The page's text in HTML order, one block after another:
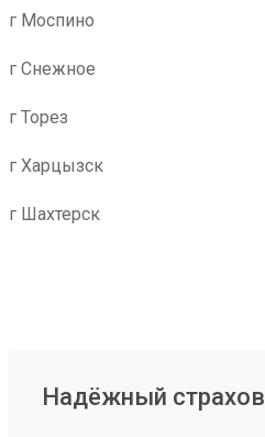
г Моспино
г Снежное
г Торез
г Харцызск
г Шахтерск
Надёжный